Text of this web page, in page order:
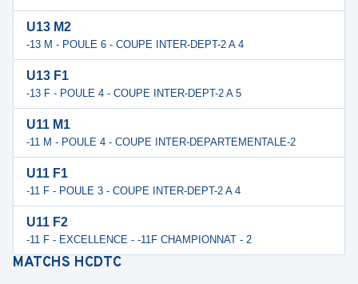
U13 M2
-13 M - POULE 6 - COUPE INTER-DEPT-2 A 4
U13 F1
-13 F - POULE 4 - COUPE INTER-DEPT-2 A 5
U11 M1
-11 M - POULE 4 - COUPE INTER-DEPARTEMENTALE-2
U11 F1
-11 F - POULE 3 - COUPE INTER-DEPT-2 A 4
U11 F2
-11 F - EXCELLENCE - -11F CHAMPIONNAT - 2
MATCHS HCDTC